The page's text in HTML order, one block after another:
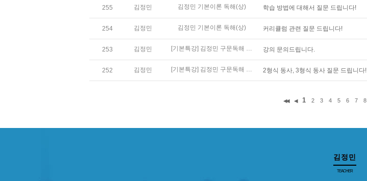
255 김정민 김정민 기본이론 독해(상) 학습 방법에 대해서 질문 드립니다!
254 김정민 김정민 기본이론 독해(상) 커리큘럼 관련 질문 드립니다!
253 김정민 [기본특강] 김정민 구문독해 바이블 - 기본편 강의 문의드립니다.
252 김정민 [기본특강] 김정민 구문독해 바이블 - 기본편 2형식 동사, 3형식 동사 질문 드립니다!
◀◀ ◀ 1 2 3 4 5 6 7 8
김정민
TEACHER